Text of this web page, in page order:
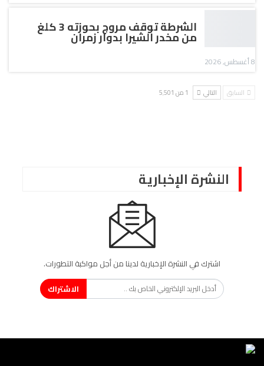
الشرطة توقف مروج بحوزته 3 كلغ
من مخدر الشيرا بدوار زمران
8 أغسطس, 2026
السابق التالي 1 من 5٬501
النشرة الإخبارية
اشترك في النشرة الإخبارية لدينا من أجل مواكبة التطورات.
الاشتراك